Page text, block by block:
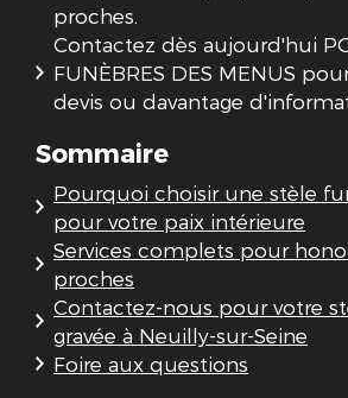
proches.
Contactez dès aujourd'hui
FUNÈBRES DES MENUS
devis ou davantage
Sommaire
Pourquoi choisir une stèle
pour votre paix intérieure
Services complets pour
proches
Contactez-nous pour votre
gravée à Neuilly-sur-Seine
Foire aux questions